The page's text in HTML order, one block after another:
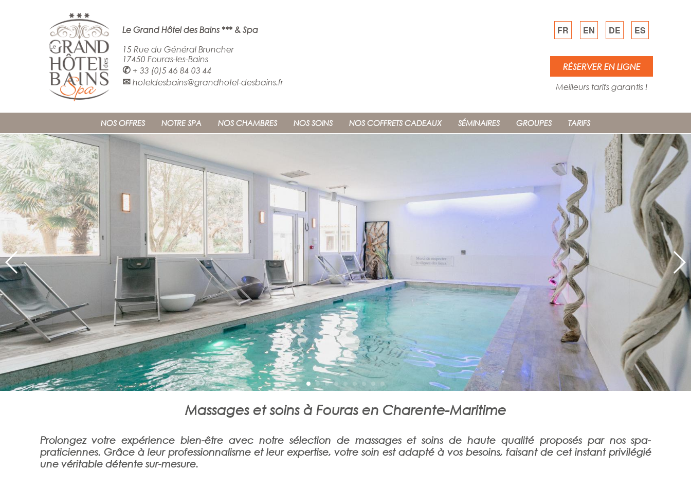
Le Grand Hôtel des Bains *** & Spa
15 Rue du Général Bruncher
17450 Fouras-les-Bains
✆+ 33 (0)5 46 84 03 44
✉hoteldesbains@grandhotel-desbains.fr
FR EN DE ES
RÉSERVER EN LIGNE
Meilleurs tarifs garantis !
NOS OFFRES NOTRE SPA NOS CHAMBRES NOS SOINS NOS COFFRETS CADEAUX SÉMINAIRES GROUPES TARIFS
Massages et soins à Fouras en Charente-Maritime
Prolongez votre expérience bien-être avec notre sélection de massages et soins de haute qualité proposés par nos spa-
praticiennes. Grâce à leur professionnalisme et leur expertise, votre soin est adapté à vos besoins, faisant de cet instant privilégié
une véritable détente sur-mesure.